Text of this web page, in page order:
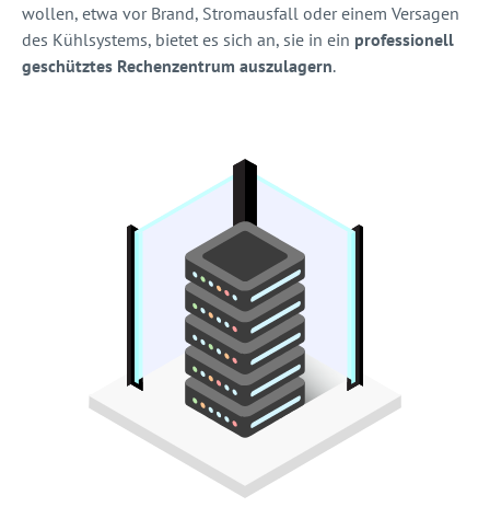
wollen, etwa vor Brand, Stromausfall oder einem Versagen
des Kühlsystems, bietet es sich an, sie in ein professionell
geschütztes Rechenzentrum auszulagern.